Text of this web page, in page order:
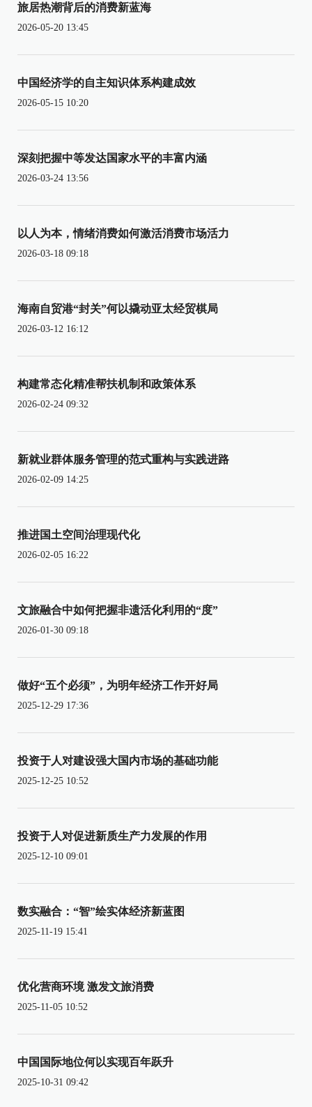
旅居热潮背后的消费新蓝海
2026-05-20 13:45
中国经济学的自主知识体系构建成效
2026-05-15 10:20
深刻把握中等发达国家水平的丰富内涵
2026-03-24 13:56
以人为本，情绪消费如何激活消费市场活力
2026-03-18 09:18
海南自贸港“封关”何以撬动亚太经贸棋局
2026-03-12 16:12
构建常态化精准帮扶机制和政策体系
2026-02-24 09:32
新就业群体服务管理的范式重构与实践进路
2026-02-09 14:25
推进国土空间治理现代化
2026-02-05 16:22
文旅融合中如何把握非遗活化利用的“度”
2026-01-30 09:18
做好“五个必须”，为明年经济工作开好局
2025-12-29 17:36
投资于人对建设强大国内市场的基础功能
2025-12-25 10:52
投资于人对促进新质生产力发展的作用
2025-12-10 09:01
数实融合：“智”绘实体经济新蓝图
2025-11-19 15:41
优化营商环境 激发文旅消费
2025-11-05 10:52
中国国际地位何以实现百年跃升
2025-10-31 09:42